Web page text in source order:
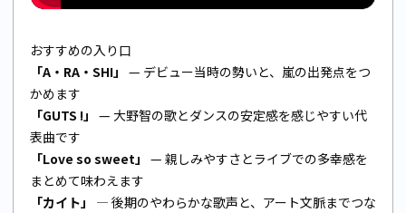
おすすめの入り口
「A・RA・SHI」 — デビュー当時の勢いと、嵐の出発点をつ
かめます
「GUTS !」 — 大野智の歌とダンスの安定感を感じやすい代
表曲です
「Love so sweet」 — 親しみやすさとライブでの多幸感を
まとめて味わえます
「カイト」
— 後期のやわらかな歌声と、アート文脈までつな